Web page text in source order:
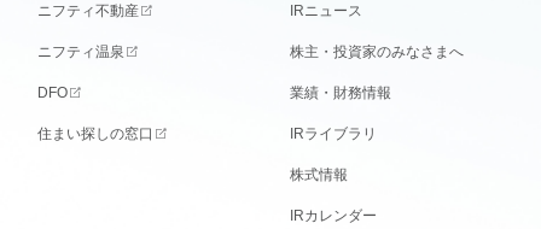
ニフティ不動産
ニフティ温泉
DFO
住まい探しの窓口
IRニュース
株主・投資家のみなさまへ
業績・財務情報
IRライブラリ
株式情報
IRカレンダー